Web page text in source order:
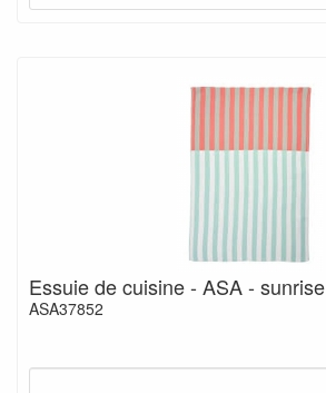
Essuie de cuisine - ASA - sunrise
ASA37852